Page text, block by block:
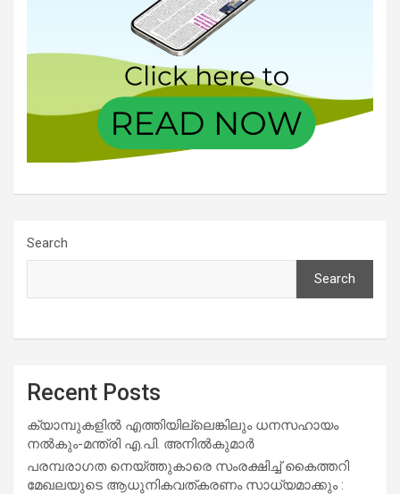
Search
Search
Recent Posts
ക്യാമ്പുകളിൽ എത്തിയില്ലെങ്കിലും ധനസഹായം
നൽകും-മന്ത്രി എ.പി. അനിൽകുമാർ
പരമ്പരാഗത നെയ്ത്തുകാരെ സംരക്ഷിച്ച് കൈത്തറി
മേഖലയുടെ ആധുനികവത്കരണം സാധ്യമാക്കും :